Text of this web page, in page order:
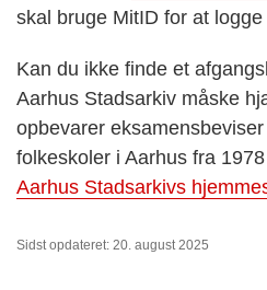
skal bruge MitID for at
Kan du ikke finde et
Aarhus Stadsarkiv måske
opbevarer
folkeskoler i Aarhus fra
Aarhus Stadsarkivs
Sidst opdateret: 20. august 2025